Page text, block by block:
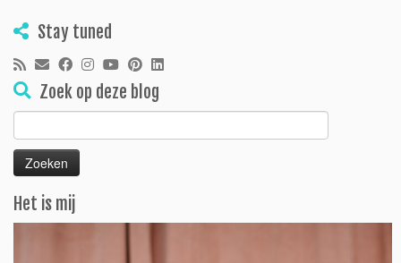
Stay tuned
Zoek op deze blog
naar:
Het is mij